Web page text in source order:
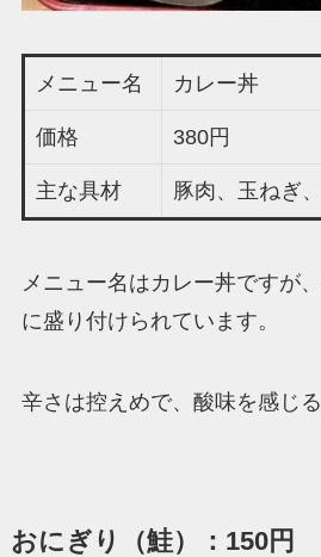
メニュー名 カレー丼
価格 380円
主な具材 豚肉、玉ねぎ
メニュー名はカレー丼ですが
に盛り付けられています。
辛さは控えめで、酸味を感じ
おにぎり（鮭）：150円